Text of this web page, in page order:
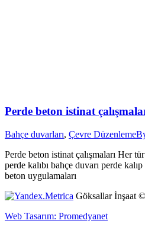
Perde beton istinat
Bahçe duvarları, Çevre Düzenleme
Perde beton istinat çalışmaları Her
perde kalıbı bahçe duvarı perde
beton uygulamaları
Göksallar İnşaat
Web Tasarım: Promedyanet